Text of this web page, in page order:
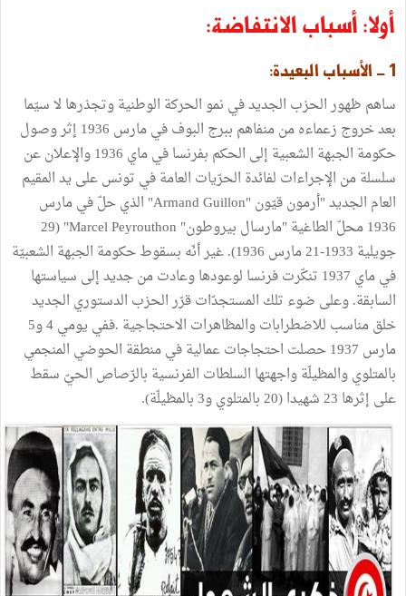
أولا: أسباب الانتفاضة:
1 - الأسباب البعيدة:
ساهم ظهور الحزب الجديد في نمو الحركة الوطنية وتجذرها لا سيّما
بعد خروج زعماءه من منفاهم ببرج البوف في مارس 1936 إثر وصول
حكومة الجبهة الشعبية إلى الحكم بفرنسا في ماي 1936 والإعلان عن
سلسلة من الإجراءات لفائدة الحرّيات العامة في تونس على يد المقيم
العام الجديد "أرمون قيّون "Armand Guillon" الذي حلّ في مارس
1936 محلّ الطاغية "مارسال بيروطون" Marcel Peyrouthon" (29
جويلية 1933-21 مارس 1936). غير أنّه بسقوط حكومة الجبهة الشعبيّة
في ماي 1937 تنكّرت فرنسا لوعودها وعادت من جديد إلى سياستها
السابقة. وعلى ضوء تلك المستجدّات قرّر الحزب الدستوري الجديد
خلق مناسب للاضطرابات والمظاهرات الاحتجاجية .ففي يومي 4 و5
مارس 1937 حصلت احتجاجات عمالية في منطقة الحوضي المنجمي
بالمتلوي والمظيلّة واجهتها السلطات الفرنسية بالرّصاص الحيّ سقط
على إثرها 23 شهيدا (20 بالمتلوي و3 بالمظيلّة).